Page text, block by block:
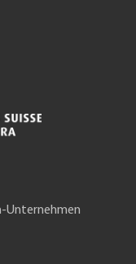
Unternehmen